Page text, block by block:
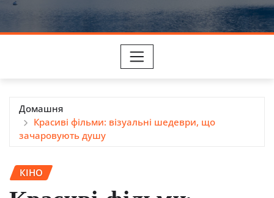
Домашня
Красиві фільми: візуальні шедеври, що
зачаровують душу
КІНО